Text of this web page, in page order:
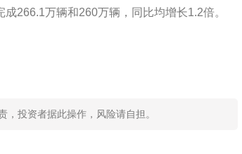
266.1万辆和260万辆，同比均增长1.2倍。
投资者据此操作，风险请自担。